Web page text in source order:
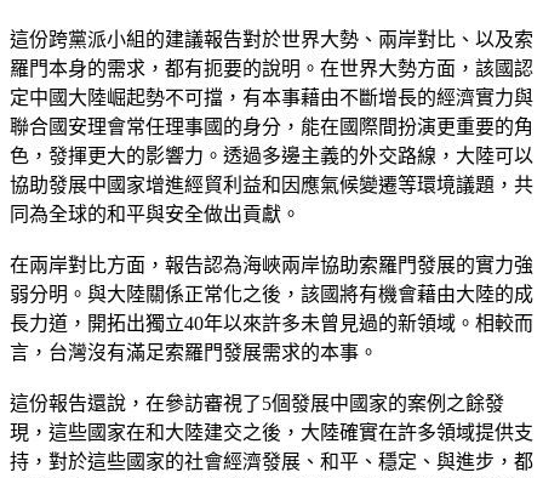
這份跨黨派小組的建議報告對於世界大勢、兩岸對比、以及索
羅門本身的需求，都有扼要的說明。在世界大勢方面，該國認
定中國大陸崛起勢不可擋，有本事藉由不斷增長的經濟實力與
聯合國安理會常任理事國的身分，能在國際間扮演更重要的角
色，發揮更大的影響力。透過多邊主義的外交路線，大陸可以
協助發展中國家增進經貿利益和因應氣候變遷等環境議題，共
同為全球的和平與安全做出貢獻。
在兩岸對比方面，報告認為海峽兩岸協助索羅門發展的實力強
弱分明。與大陸關係正常化之後，該國將有機會藉由大陸的成
長力道，開拓出獨立40年以來許多未曾見過的新領域。相較而
言，台灣沒有滿足索羅門發展需求的本事。
這份報告還說，在參訪審視了5個發展中國家的案例之餘發
現，這些國家在和大陸建交之後，大陸確實在許多領域提供支
持，對於這些國家的社會經濟發展、和平、穩定、與進步，都